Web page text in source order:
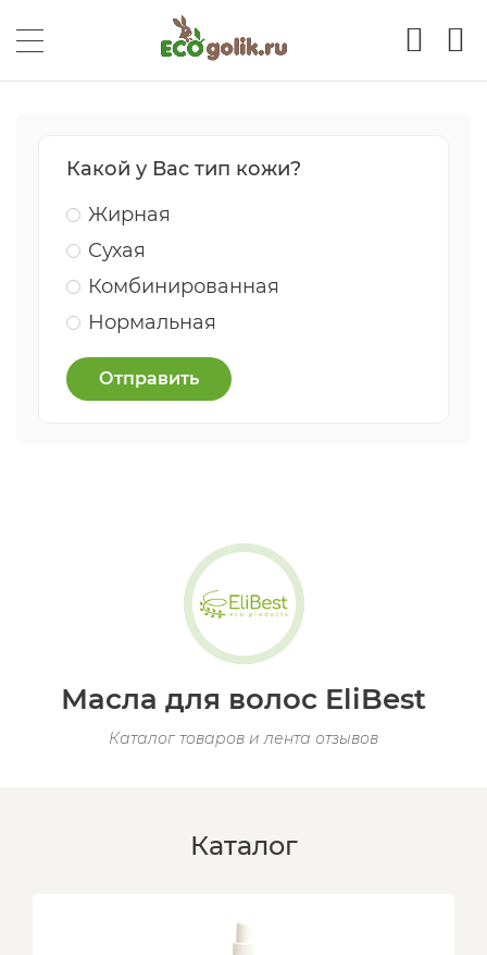
Какой у Вас тип кожи?
Жирная
Сухая
Комбинированная
Нормальная
Отправить
Масла для волос EliBest
Каталог товаров и лента отзывов
Каталог